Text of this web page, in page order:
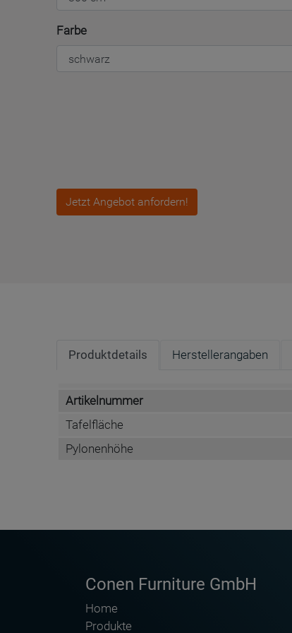
Farbe
Jetzt Angebot anfordern!
Produktdetails Herstellerangaben
Artikelnummer
Tafelfläche
Pylonenhöhe
Name
E-Mail Adresse
Internet
Conen Furniture GmbH
Home
Produkte